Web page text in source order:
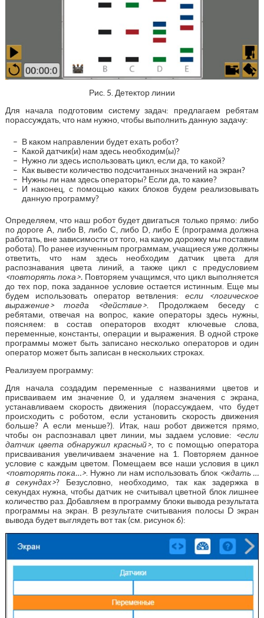
Рис. 5. Детектор линии
Для начала подготовим систему задач: предлагаем ребятам
порассуждать, что нам нужно, чтобы выполнить данную задачу:
В каком направлении будет ехать робот?
Какой датчик(и) нам здесь необходим(ы)?
Нужно ли здесь использовать цикл, если да, то какой?
Как вывести количество подсчитанных значений на экран?
Нужны ли нам здесь операторы? Если да, то какие?
И наконец, с помощью каких блоков будем реализовывать
данную программу?
Определяем, что наш робот будет двигаться только прямо: либо
по дороге A, либо B, либо C, либо D, либо E (программа должна
работать, вне зависимости от того, на какую дорожку мы поставим
робота). По ранее изученным программам, учащиеся уже должны
ответить, что нам здесь необходим датчик цвета для
распознавания цвета линий, а также цикл с предусловием
<повторять пока>.Повторяем учащимся, что цикл выполняется
до тех пор, пока заданное условие остается истинным. Еще мы
будем использовать оператор ветвления: если <логическое
выражение> тогда <действие>. Продолжаем беседу с
ребятами, отвечая на вопрос, какие операторы здесь нужны,
поясняем: в состав операторов входят ключевые слова,
переменные, константы, операции и выражения. В одной строке
программы может быть записано несколько операторов и один
оператор может быть записан в нескольких строках.
Реализуем программу:
Для начала создадим переменные с названиями цветов и
присваиваем им значение 0, и удаляем значения с экрана,
устанавливаем скорость движения (порассуждаем, что будет
происходить с роботом, если установить скорость движения
больше? А если меньше?). Итак, наш робот движется прямо,
чтобы он распознавал цвет линии, мы задаем условие:
<если
датчик цвета обнаружил красный>, то с помощью оператора
присваивания увеличиваем значение на 1. Повторяем данное
условие с каждым цветом. Помещаем все наши условия в цикл
<повторять пока…>. Нужно ли нам использовать блок <ждать …
в секундах>? Безусловно, необходимо, так как задержка в
секундах нужна, чтобы датчик не считывал цветной блок лишнее
количество раз. Добавляем в программу блоки вывода результата
программы на экран. В результате считывания полосы D экран
вывода будет выглядеть вот так (см. рисунок 6):